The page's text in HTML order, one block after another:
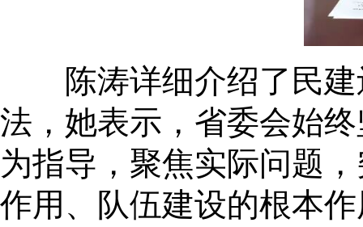
陈涛详细介绍了民建
法，她表示，省委会始
为指导，聚焦实际问题
作用、队伍建设的根本